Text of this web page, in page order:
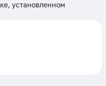
установленном